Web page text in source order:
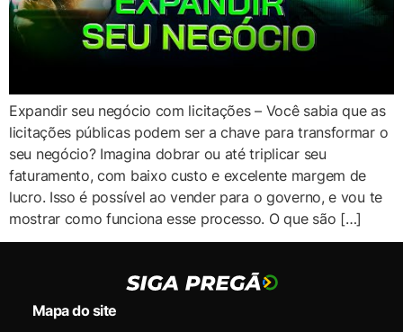
Expandir seu negócio com licitações – Você sabia que as
licitações públicas podem ser a chave para transformar o
seu negócio? Imagina dobrar ou até triplicar seu
faturamento, com baixo custo e excelente margem de
lucro. Isso é possível ao vender para o governo, e vou te
mostrar como funciona esse processo. O que são […]
Mapa do site